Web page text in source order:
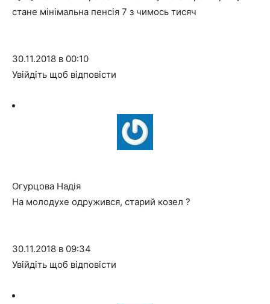
стане мінімальна пенсія 7 з чимось тисяч
30.11.2018 в 00:10
Увійдіть щоб відповісти
Огурцова Надія
На молодухе одружився, старий козел ?
30.11.2018 в 09:34
Увійдіть щоб відповісти